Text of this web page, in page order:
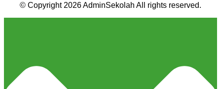
© Copyright 2026 AdminSekolah All rights reserved.